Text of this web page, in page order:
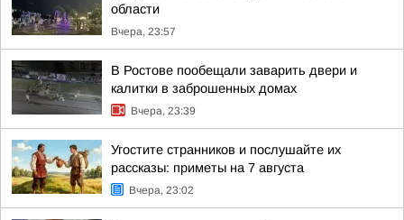
области
Вчера, 23:57
В Ростове пообещали заварить двери и
калитки в заброшенных домах
Вчера, 23:39
Угостите странников и послушайте их
рассказы: приметы на 7 августа
Вчера, 23:02